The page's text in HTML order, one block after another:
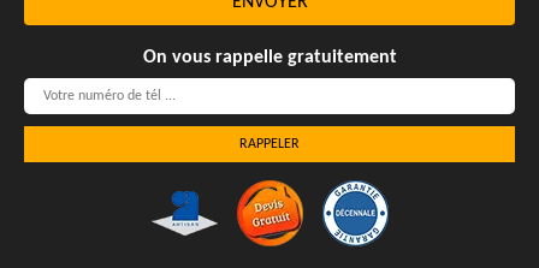
On vous rappelle gratuitement